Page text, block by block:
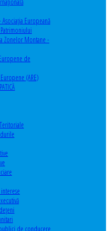
Asociația Europeană
Zonelor Montane -
de
(ARE)
de conducere